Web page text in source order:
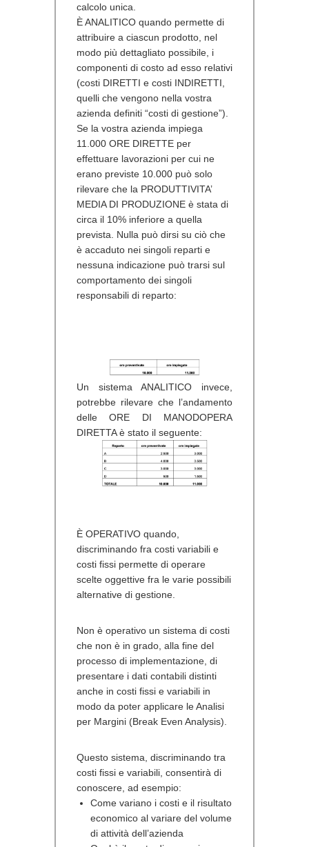
calcolo unica.
ÈANALITICO quando permette di
attribuire a ciascun prodotto, nel
modo più dettagliato possibile, i
componenti di costo ad esso relativi
(costi DIRETTI e costi INDIRETTI,
quelli che vengono nella vostra
azienda definiti “costi di gestione”).
Se la vostra azienda impiega
11.000 ORE DIRETTE per
effettuare lavorazioni per cui ne
erano previste 10.000 può solo
rilevare che la PRODUTTIVITA’
MEDIA DI PRODUZIONE è stata di
circa il 10% inferiore a quella
prevista. Nulla può dirsi su ciò che
è accaduto nei singoli reparti e
nessuna indicazione può trarsi sul
comportamento dei singoli
responsabili di reparto:
Un sistemaANALITICO invece,
potrebbe rilevare che l’andamento
delle ORE DI MANODOPERA
DIRETTA è stato il seguente:
È OPERATIVO quando,
discriminando fra costi variabili e
costi fissi permette di operare
scelte oggettive fra le varie possibili
alternative di gestione.
Non è operativo un sistema di costi
che non è in grado, alla fine del
processo di implementazione, di
presentare i dati contabili distinti
anche in costi fissi e variabili in
modo da poter applicare le Analisi
per Margini (Break Even Analysis).
Questo sistema, discriminando tra
costi fissi e variabili, consentirà di
conoscere, ad esempio:
Come variano i costi e il risultato
economico al variare del volume
di attività dell’azienda